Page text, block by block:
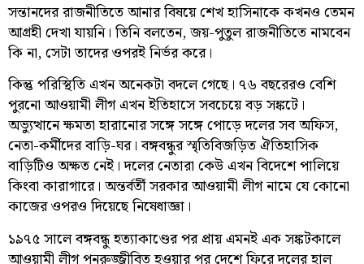
সন্তানদের রাজনীতিতে আনার বিষয়ে শেখ হাসিনাকে কখনও তেমন
আগ্রহী দেখা যায়নি। তিনি বলতেন, জয়-পুতুল রাজনীতিতে নামবেন
কি না, সেটা তাদের ওপরই নির্ভর করে।
কিন্তু পরিস্থিতি এখন অনেকটা বদলে গেছে। ৭৬ বছরেরও বেশি
পুরনো আওয়ামী লীগ এখন ইতিহাসে সবচেয়ে বড় সঙ্কটে।
অভ্যুত্থানে ক্ষমতা হারানোর সঙ্গে সঙ্গে পোড়ে দলের সব অফিস,
নেতা-কর্মীদের বাড়ি-ঘর। বঙ্গবন্ধুর স্মৃতিবিজড়িত ঐতিহাসিক
বাড়িটিও অক্ষত নেই। দলের নেতারা কেউ এখন বিদেশে পালিয়ে
কিংবা কারাগারে। অন্তর্বর্তী সরকার আওয়ামী লীগ নামে যে কোনো
কাজের ওপরও দিয়েছে নিষেধাজ্ঞা।
১৯৭৫ সালে বঙ্গবন্ধু হত্যাকাণ্ডের পর প্রায় এমনই এক সঙ্কটকালে